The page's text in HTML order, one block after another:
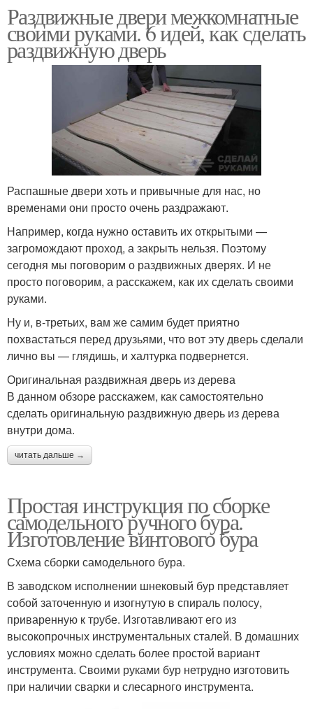
Раздвижные двери межкомнатные
своими руками. 6 идей, как сделать
раздвижную дверь
Распашные двери хоть и привычные для нас, но
временами они просто очень раздражают.
Например, когда нужно оставить их открытыми —
загромождают проход, а закрыть нельзя. Поэтому
сегодня мы поговорим о раздвижных дверях. И не
просто поговорим, а расскажем, как их сделать своими
руками.
Ну и, в-третьих, вам же самим будет приятно
похвастаться перед друзьями, что вот эту дверь сделали
лично вы — глядишь, и халтурка подвернется.
Оригинальная раздвижная дверь из дерева
В данном обзоре расскажем, как самостоятельно
сделать оригинальную раздвижную дверь из дерева
внутри дома.
читать дальше →
Простая инструкция по сборке
самодельного ручного бура.
Изготовление винтового бура
Схема сборки самодельного бура.
В заводском исполнении шнековый бур представляет
собой заточенную и изогнутую в спираль полосу,
приваренную к трубе. Изготавливают его из
высокопрочных инструментальных сталей. В домашних
условиях можно сделать более простой вариант
инструмента. Своими руками бур нетрудно изготовить
при наличии сварки и слесарного инструмента.